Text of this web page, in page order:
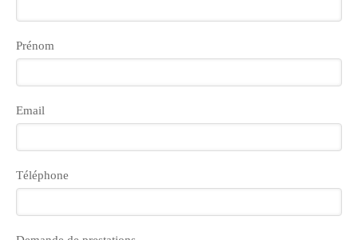
Prénom
Email
Téléphone